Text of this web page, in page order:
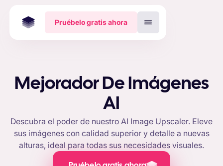
Pruébelo gratis ahora
Mejorador De Imágenes
AI
Descubra el poder de nuestro AI Image Upscaler. Eleve
sus imágenes con calidad superior y detalle a nuevas
alturas, ideal para todas sus necesidades visuales.